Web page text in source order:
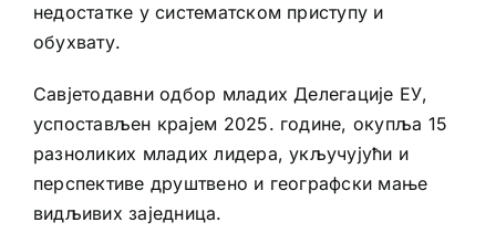
недостатке у систематском приступу и
обухвату.
Савјетодавни одбор младих Делегације ЕУ,
успостављен крајем 2025. године, окупља 15
разноликих младих лидера, укључујући и
перспективе друштвено и географски мање
видљивих заједница.